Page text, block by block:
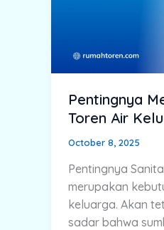
Pentingnya
Toren Air
October 8, 2025
Pentingnya
merupakan
keluarga. Akan
sadar bahwa